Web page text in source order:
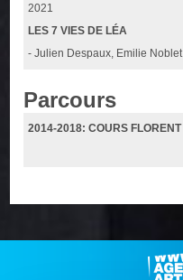
2021
LES 7 VIES DE LÉA
- Julien Despaux, Emilie Noblet
Parcours
2014-2018: COURS FLORENT